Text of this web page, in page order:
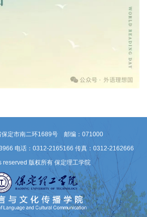
保定市南二环1689号 邮编：071000
电话：0312-2165166 传真：0312-2162666
reserved 版权所有 保定理工学院